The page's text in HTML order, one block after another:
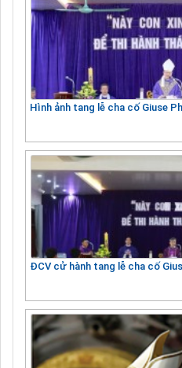
Hình ảnh tang lễ cha cố Giuse
ĐCV cử hành tang lễ cha cố